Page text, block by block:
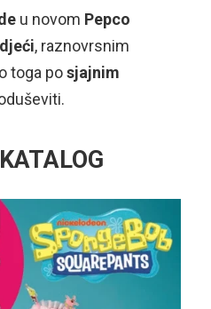
u novom Pepco
, raznovrsnim
toga posjajnim